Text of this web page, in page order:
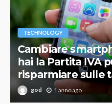
TECHNOLOGY
Cambiare
hai la Partita IVA
risparmiare sulle
god 1 anno ago